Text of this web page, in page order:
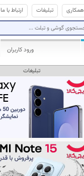
ارتباط با ما تبلیغات همکاری
ورود کاربران
تبلیغات